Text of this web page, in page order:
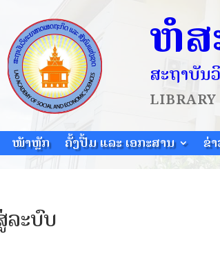
ຫໍ
ສະຖາບັນ
LIBRARY
ໜ້າຫຼັກ ຄັ້ງປື້ມ ແລະ ເອກະສານ ຂ່
ລະບົບ